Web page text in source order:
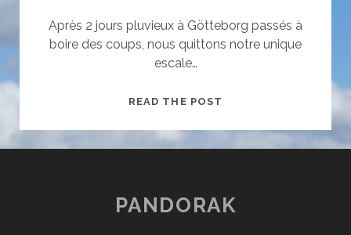
Après 2 jours pluvieux à Götteborg passés à
boire des coups, nous quittons notre unique
escale…
READ THE POST
PANDORAK